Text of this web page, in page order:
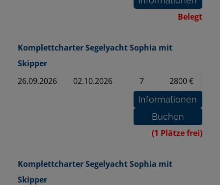
Belegt
Komplettcharter Segelyacht Sophia mit
Skipper
26.09.2026
02.10.2026 7 2800 €
(1 Plätze frei)
Komplettcharter Segelyacht Sophia mit
Skipper